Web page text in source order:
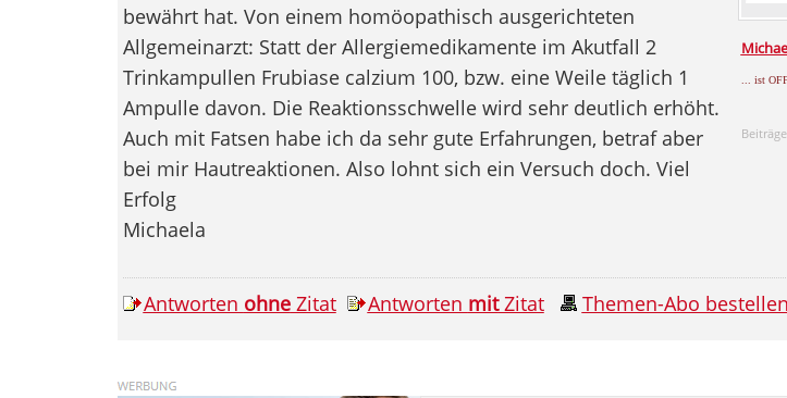
... ist
bewährt hat. Von einem homöopathisch ausgerichteten
Allgemeinarzt: Statt der Allergiemedikamente im Akutfall 2
Trinkampullen Frubiase calzium 100, bzw. eine Weile täglich 1
Ampulle davon. Die Reaktionsschwelle wird sehr deutlich erhöht.
Auch mit Fatsen habe ich da sehr gute Erfahrungen, betraf aber
bei mir Hautreaktionen. Also lohnt sich ein Versuch doch. Viel
Erfolg
Michaela
Antworten ohneZitat Antworten mitZitat Themen-Abo bestellen